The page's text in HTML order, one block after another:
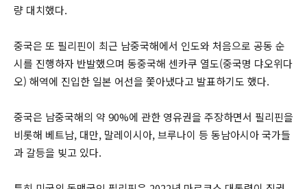
량 대치했다.
중국은 또 필리핀이 최근 남중국해에서 인도와 처음으로 공동 순
시를 진행하자 반발했으며 동중국해 센카쿠 열도(중국명 댜오위다
오) 해역에 진입한 일본 어선을 쫓아냈다고 발표하기도 했다.
중국은 남중국해의 약 90%에 관한 영유권을 주장하면서 필리핀을
비롯해 베트남, 대만, 말레이시아, 브루나이 등 동남아시아 국가들
과 갈등을 빚고 있다.